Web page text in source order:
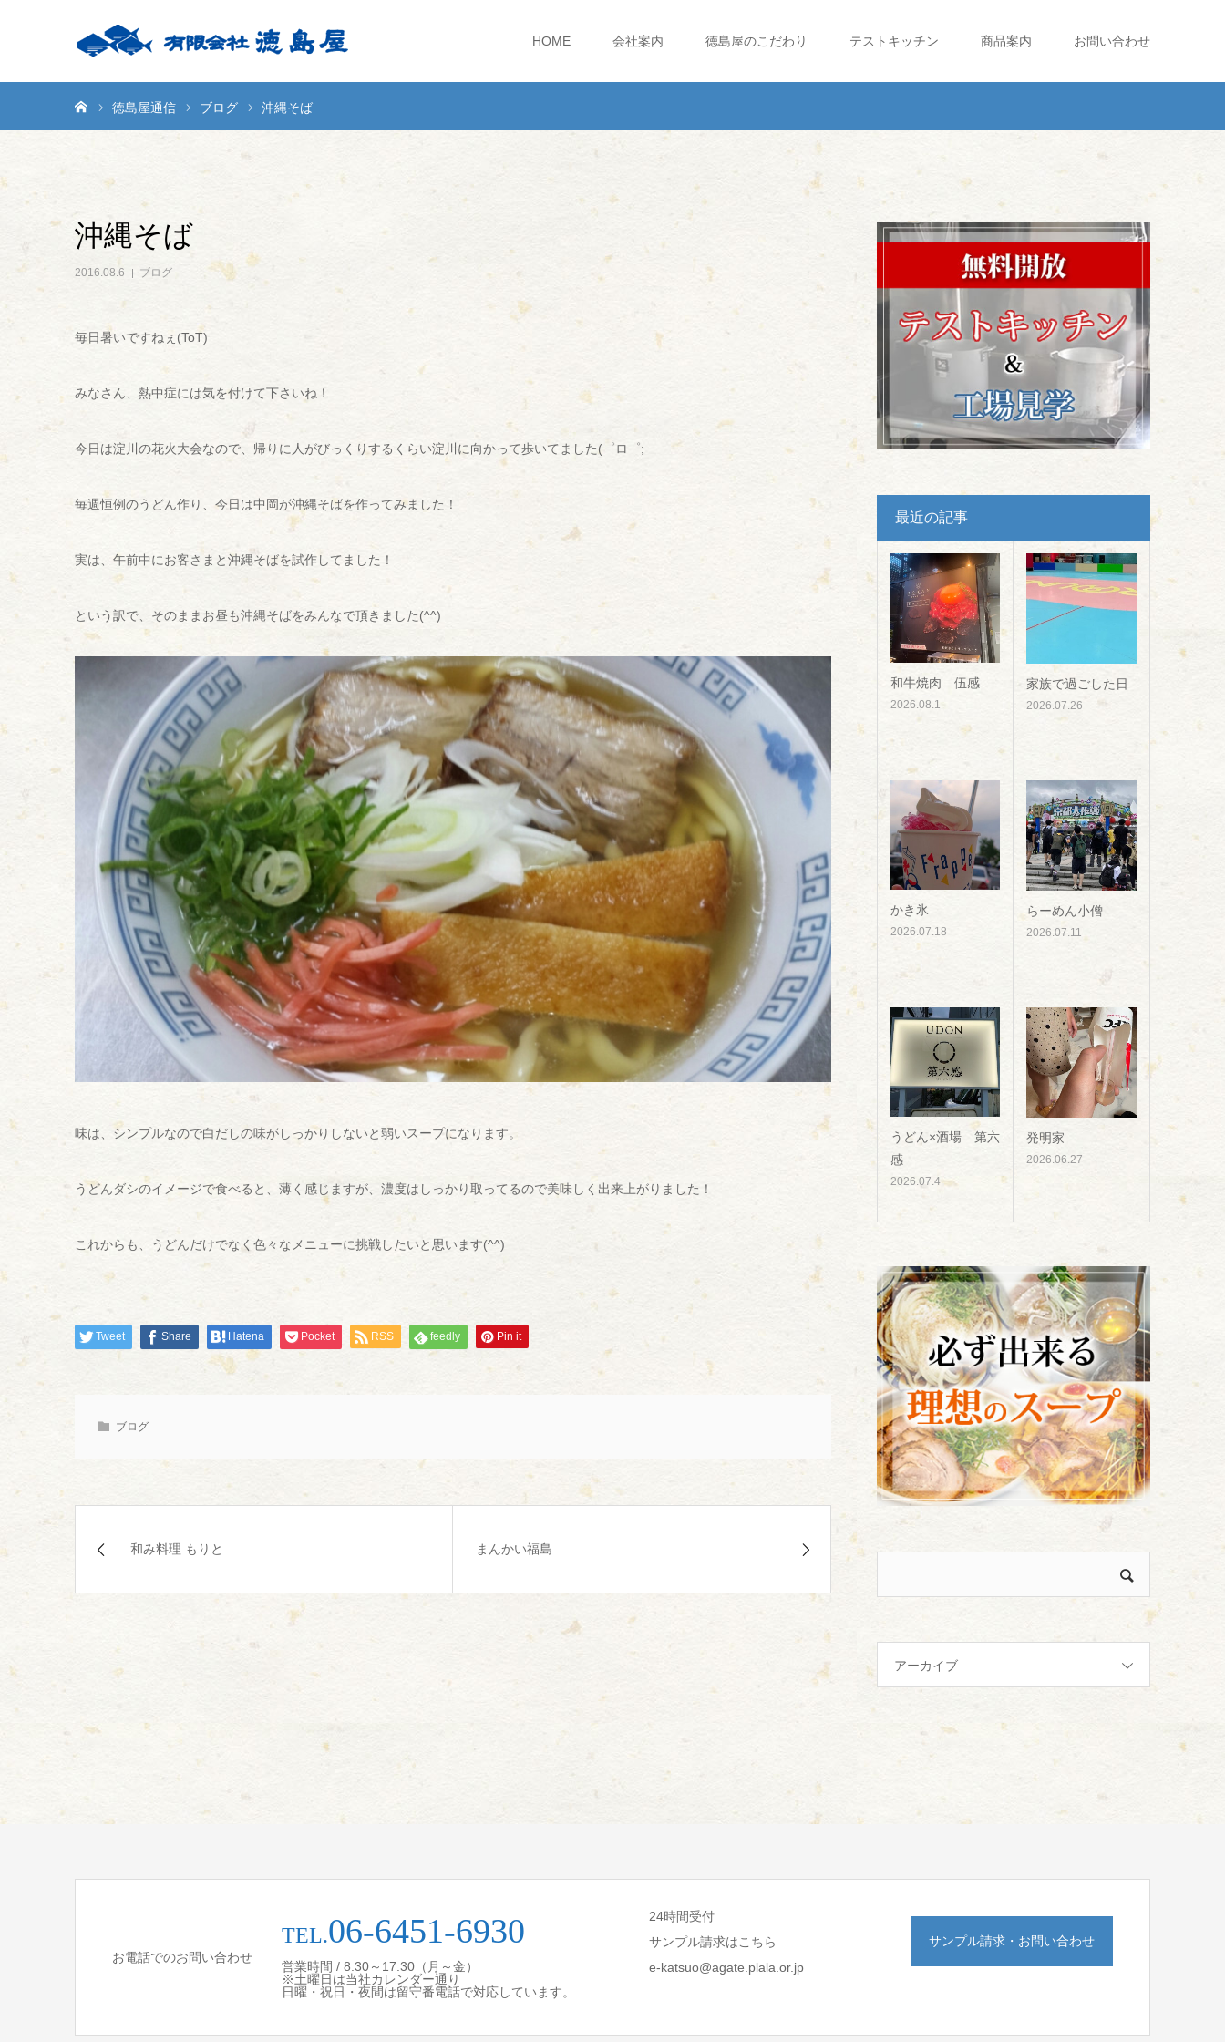
HOME 会社案内 徳島屋のこだわり テストキッチン 商品案内 お問い合わせ
徳島屋通信 ブログ 沖縄そば
沖縄そば
2016.08.6 ブログ
毎日暑いですねぇ(ToT)
みなさん、熱中症には気を付けて下さいね！
今日は淀川の花火大会なので、帰りに人がびっくりするくらい淀川に向かって歩いてました(゜ロ゜;
毎週恒例のうどん作り、今日は中岡が沖縄そばを作ってみました！
実は、午前中にお客さまと沖縄そばを試作してました！
という訳で、そのままお昼も沖縄そばをみんなで頂きました(^^)
味は、シンプルなので白だしの味がしっかりしないと弱いスープになります。
うどんダシのイメージで食べると、薄く感じますが、濃度はしっかり取ってるので美味しく出来上がりました！
これからも、うどんだけでなく色々なメニューに挑戦したいと思います(^^)
Tweet Share Hatena Pocket RSS feedly Pin it
ブログ
和み料理 もりと まんかい福島
最近の記事
和牛焼肉 伍感
2026.08.1
家族で過ごした日
2026.07.26
かき氷
2026.07.18
らーめん小僧
2026.07.11
うどん×酒場 第六
感
2026.07.4
発明家
2026.06.27
アーカイブ
お電話でのお問い合わせ
TEL.06-6451-6930
営業時間 / 8:30～17:30（月～金）
※土曜日は当社カレンダー通り
日曜・祝日・夜間は留守番電話で対応しています。
24時間受付
サンプル請求はこちら
e-katsuo@agate.plala.or.jp
サンプル請求・お問い合わせ